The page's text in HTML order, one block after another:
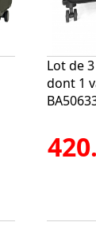
Lot de
dont 1